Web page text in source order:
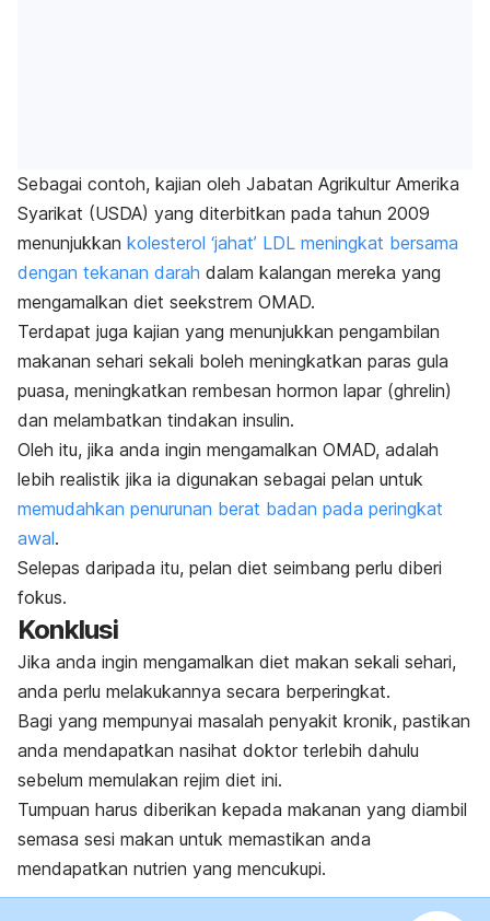
Sebagai contoh, kajian oleh Jabatan Agrikultur Amerika
Syarikat (USDA) yang diterbitkan pada tahun 2009
menunjukkan kolesterol ‘jahat’ LDL meningkat bersama
dengan tekanan darah dalam kalangan mereka yang
mengamalkan diet seekstrem OMAD.
Terdapat juga kajian yang menunjukkan pengambilan
makanan sehari sekali boleh meningkatkan paras gula
puasa, meningkatkan rembesan hormon lapar (ghrelin)
dan melambatkan tindakan insulin.
Oleh itu, jika anda ingin mengamalkan OMAD, adalah
lebih realistik jika ia digunakan sebagai pelan untuk
memudahkan penurunan berat badan pada peringkat
awal.
Selepas daripada itu, pelan diet seimbang perlu diberi
fokus.
Konklusi
Jika anda ingin mengamalkan diet makan sekali sehari,
anda perlu melakukannya secara berperingkat.
Bagi yang mempunyai masalah penyakit kronik, pastikan
anda mendapatkan nasihat doktor terlebih dahulu
sebelum memulakan rejim diet ini.
Tumpuan harus diberikan kepada makanan yang diambil
semasa sesi makan untuk memastikan anda
mendapatkan nutrien yang mencukupi.